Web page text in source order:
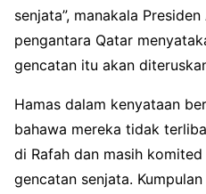
senjata”, manakala
pengantara Qatar
gencatan itu akan
Hamas dalam kenyataan
bahawa mereka tidak
di Rafah dan masih
gencatan senjata.